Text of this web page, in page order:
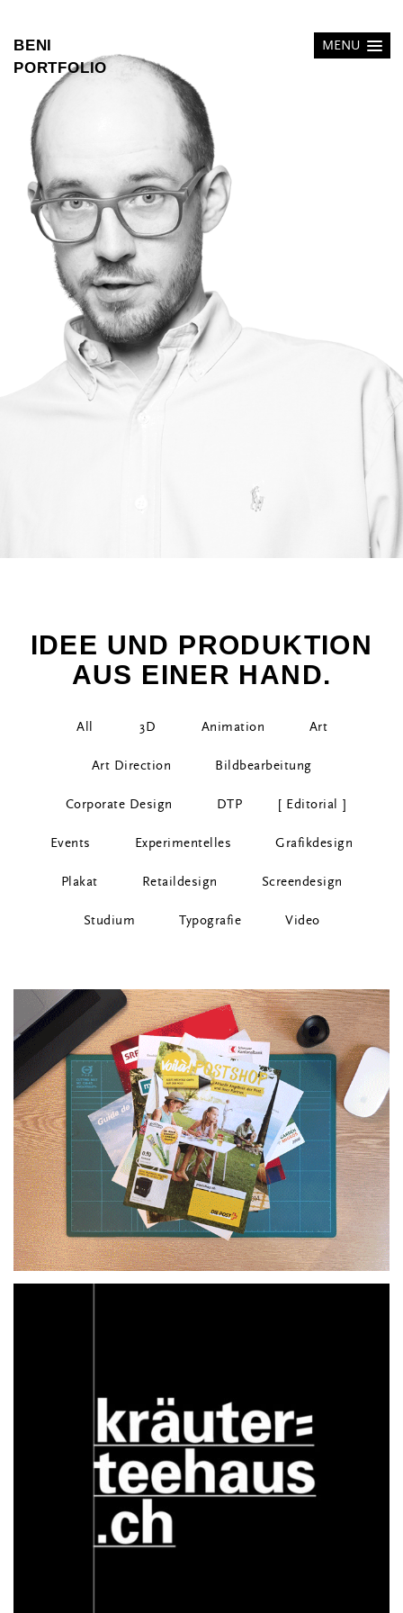
MENU
BENI
PORTFOLIO
IDEE UND PRODUKTION
AUS EINER HAND.
All 3D Animation Art
Art Direction Bildbearbeitung
Corporate Design DTP Editorial
Events Experimentelles Grafikdesign
Plakat Retaildesign Screendesign
Studium Typografie Video